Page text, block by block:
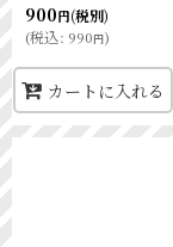
900円(税別)
(税込: 990円)
カートに入れる